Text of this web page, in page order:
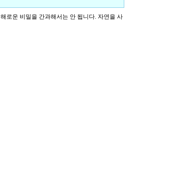
로운 비밀을 간과해서는 안 됩니다. 자연을 사